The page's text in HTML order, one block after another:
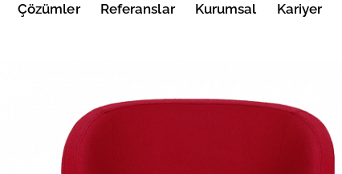
Çözümler Referanslar Kurumsal Kariyer